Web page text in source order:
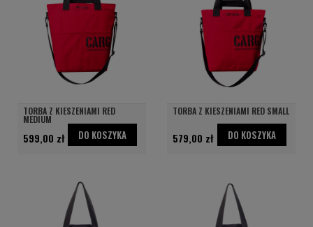
TORBA Z KIESZENIAMI RED
MEDIUM
599,00 zł DO KOSZYKA
TORBA Z KIESZENIAMI RED SMALL
579,00 zł DO KOSZYKA